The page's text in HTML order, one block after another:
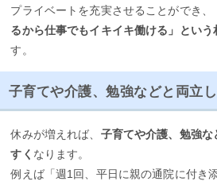
プライベートを充実させることができ、
るから仕事でもイキイキ働ける」という
す。
子育てや介護、勉強などと両立
休みが増えれば、 子育てや介護、勉強
すく なります。
例えば「週1回、平日に親の通院に付き